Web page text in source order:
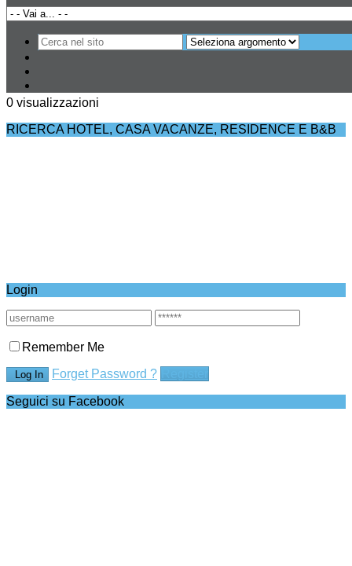
Il mercatale
Home•Feste•Il mercatale
0 visualizzazioni
RICERCA HOTEL, CASA VACANZE, RESIDENCE E B&B
Login
Remember Me
Forget Password ?
Seguici su Facebook